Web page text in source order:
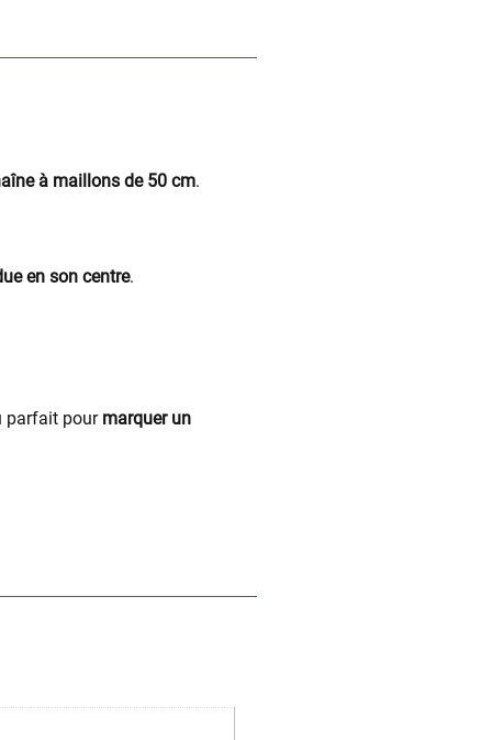
à maillons de 50 cm.
en son centre.
parfait pour marquer un